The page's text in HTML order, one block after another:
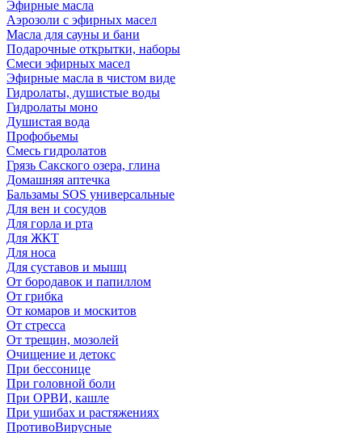
Эфирные масла
Аэрозоли с эфирных масел
Масла для сауны и бани
Подарочные открытки, наборы
Смеси эфирных масел
Эфирные масла в чистом виде
Гидролаты, душистые воды
Гидролаты моно
Душистая вода
Профобьемы
Смесь гидролатов
Грязь Сакского озера, глина
Домашняя аптечка
Бальзамы SOS универсальные
Для вен и сосудов
Для горла и рта
Для ЖКТ
Для носа
Для суставов и мышц
От бородавок и папиллом
От грибка
От комаров и москитов
От стресса
От трещин, мозолей
Очищение и детокс
При бессонице
При головной боли
При ОРВИ, кашле
При ушибах и растяжениях
ПротивоВирусные